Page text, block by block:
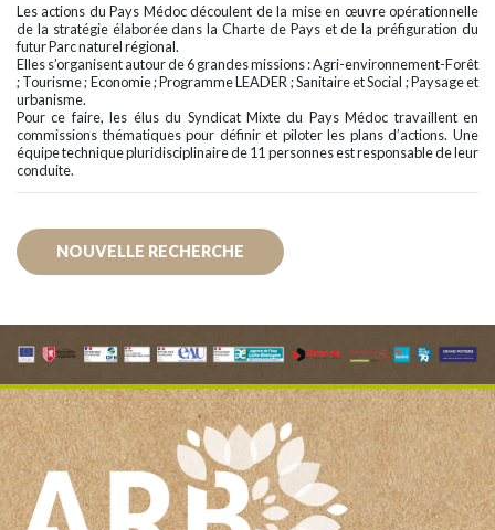
Les actions du Pays Médoc découlent de la mise en œuvre opérationnelle
de la stratégie élaborée dans la Charte de Pays et de la préfiguration du
futur Parc naturel régional.
Elles s’organisent autour de 6 grandes missions : Agri-environnement-Forêt
; Tourisme ; Economie ; Programme LEADER ; Sanitaire et Social ; Paysage et
urbanisme.
Pour ce faire, les élus du Syndicat Mixte du Pays Médoc travaillent en
commissions thématiques pour définir et piloter les plans d’actions. Une
équipe technique pluridisciplinaire de 11 personnes est responsable de leur
conduite.
NOUVELLE RECHERCHE